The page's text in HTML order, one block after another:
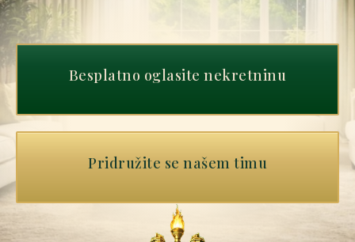
Besplatno oglasite nekretninu
Pridružite se našem timu